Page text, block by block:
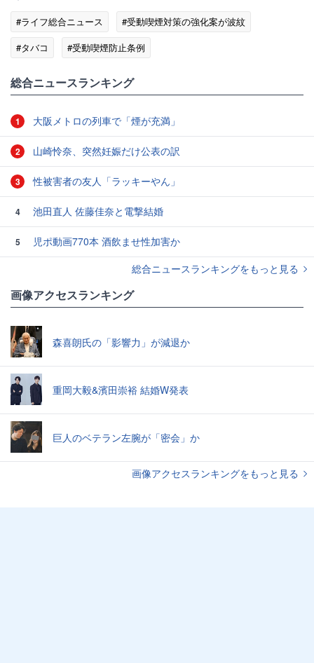
#ライフ総合ニュース
#受動喫煙対策の強化案が波紋
#タバコ
#受動喫煙防止条例
総合ニュースランキング
1 大阪メトロの列車で「煙が充満」
2 山崎怜奈、突然妊娠だけ公表の訳
3 性被害者の友人「ラッキーやん」
4 池田直人 佐藤佳奈と電撃結婚
5
児ポ動画770本 酒飲ませ性加害か
総合ニュースランキングをもっと見る
画像アクセスランキング
森喜朗氏の「影響力」が減退か
重岡大毅&濱田崇裕 結婚W発表
巨人のベテラン左腕が「密会」か
画像アクセスランキングをもっと見る